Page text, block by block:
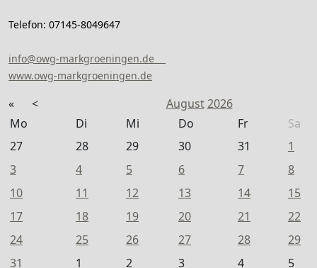
Telefon: 07145-8049647
info@owg-markgroeningen.de
www.owg-markgroeningen.de
« < August 2026
Mo
Di Mi Do Fr
Sa
27
28 29 30 31
1
3
4 5 6 7
8
10
11 12 13 14
15
17
18 19 20 21
22
24
25 26 27 28
29
31
1 2 3 4
5